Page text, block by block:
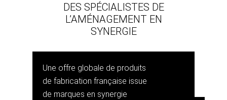
DES SPÉCIALISTES DE
L’AMÉNAGEMENT EN
SYNERGIE
Une offre globale de produits
de fabrication française issue
de marques en synergie